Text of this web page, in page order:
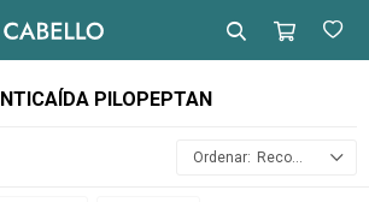
PILOPEPTAN
Recomendados